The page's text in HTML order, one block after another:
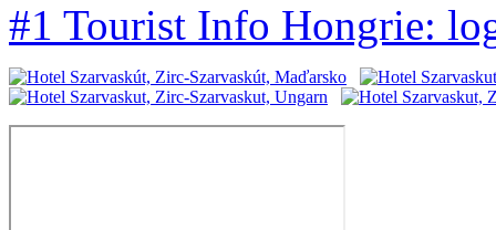
#1 Tourist Info Hongrie: